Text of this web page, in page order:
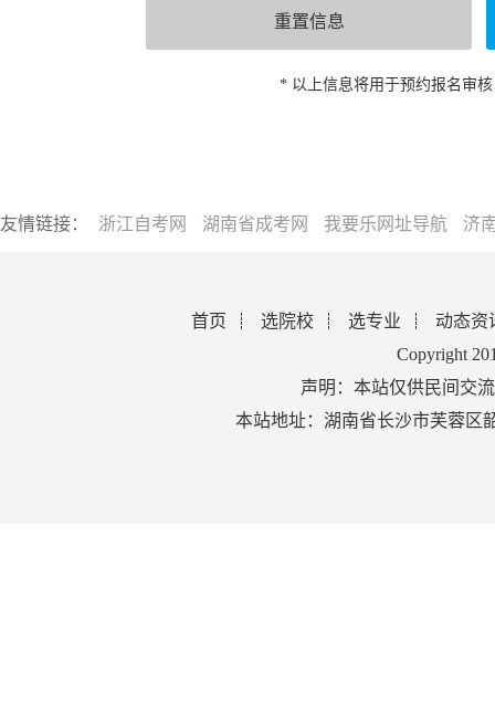
* 以上信息将用于预约报名审
友情链接： 浙江自考网 湖南省成考网 我要乐网址导航 济
首页 选院校 选专业
动态资
Copyright
声明：本站仅供民间交
本站地址：湖南省长沙市芙蓉区